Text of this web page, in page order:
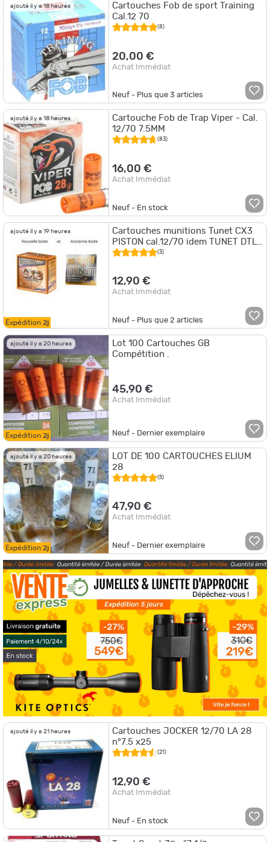
ajouté il y a 18 heures
Cartouches Fob de sport Training
Cal.12 70
(8)
20,00 €
Achat Immédiat
Neuf - Plus que3 articles
ajouté il y a 18 heures
Cartouche Fob de Trap Viper - Cal.
12/70 7.5MM
(83)
16,00 €
Achat Immédiat
Neuf - En stock
ajouté il y a 19 heures
Expédition 2j
Cartouches munitions Tunet CX3
PISTON cal.12/70 idem TUNET DTL
MAX 28g 7 3/4 PAR 25
(3)
12,90 €
Achat Immédiat
Neuf - Plus que2 articles
ajouté il y a 20 heures
Expédition 2j
Lot 100 Cartouches GB
Compétition .
45,90 €
Achat Immédiat
Neuf - Dernier exemplaire
ajouté il y a 20 heures
Expédition 2j
LOT DE 100 CARTOUCHES ELIUM
28
(5)
47,90 €
Achat Immédiat
Neuf - Dernier exemplaire
ajouté il y a 21 heures
Cartouches JOCKER 12/70 LA 28
n°7.5 x25
(21)
12,90 €
Achat Immédiat
Neuf - En stock